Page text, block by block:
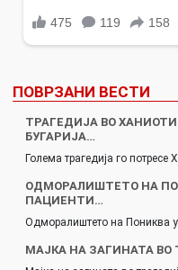
ПОВРЗАНИ ВЕСТИ
ТРАГЕДИЈА ВО
БУГАРИЈА…
Голема трагедија го
ОДМОРАЛИШТЕТО НА
ПАЦИЕНТИ…
Одморалиштето на Пониква
МАЈКА НА ЗАГИНАТА ВО